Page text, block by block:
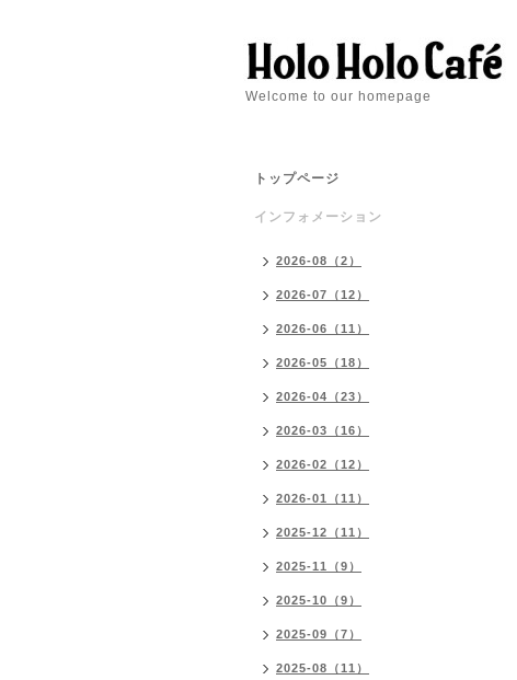
Welcome to our homepage
トップページ
インフォメーション
2026-08（2）
2026-07（12）
2026-06（11）
2026-05（18）
2026-04（23）
2026-03（16）
2026-02（12）
2026-01（11）
2025-12（11）
2025-11（9）
2025-10（9）
2025-09（7）
2025-08（11）